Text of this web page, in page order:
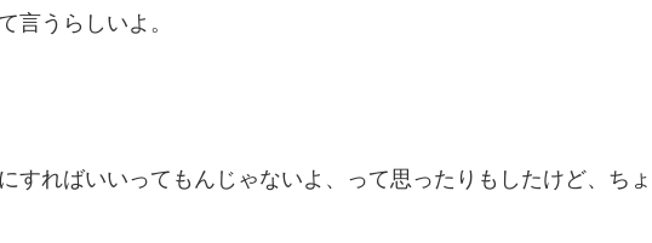
言うらしいよ。
すればいいってもんじゃないよ、って思ったりもしたけど、ちょ